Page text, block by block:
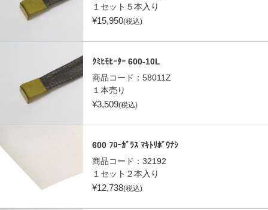
１セット５本入り
¥15,950(税込)
ｸﾐﾋﾓﾋｰﾀｰ 600-10L
商品コード： 58011Z
１本売り
¥3,509(税込)
600 ﾌﾛｰｶﾞﾗｽ ﾏｷﾄﾘﾎﾞｳﾅｼ
商品コード： 32192
１セット２本入り
¥12,738(税込)